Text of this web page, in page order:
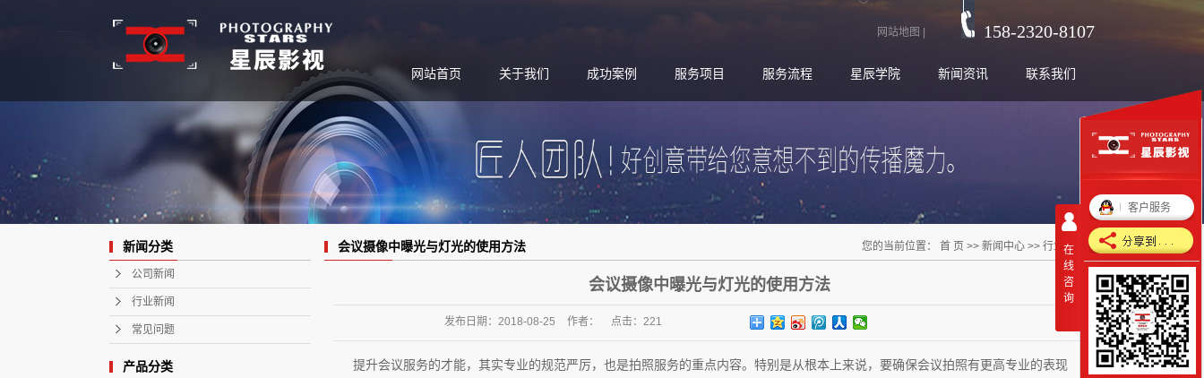
158-2320-8107
网站地图
网站首页 关于我们 成功案例 服务项目 服务流程 星辰学院 新闻资讯 联系我们
新闻分类
公司新闻
行业新闻
常见问题
产品分类
会议摄像中曝光与灯光的使用方法 您的当前位置： 首 页 >> 新闻中心 >> 行业新闻
会议摄像中曝光与灯光的使用方法
发布日期： 2018-08-25 作者： 点击： 221
提升会议服务的才能，其实专业的规范严厉，也是拍照服务的重点内容。特别是从根本上来说，要确保会议拍照有更高专业的表现
在
线
咨
询
客户服务